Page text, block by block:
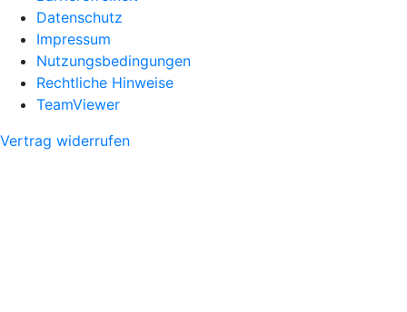
Datenschutz
Impressum
Nutzungsbedingungen
Rechtliche Hinweise
TeamViewer
Vertrag widerrufen